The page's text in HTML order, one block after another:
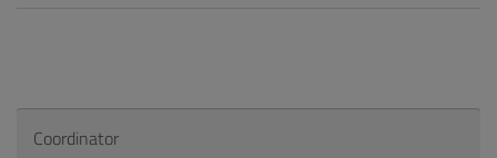
Coordinator